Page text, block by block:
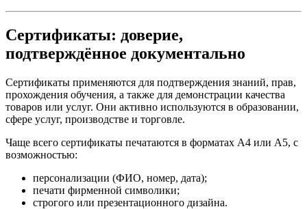
Сертификаты: доверие,
подтверждённое документально
Сертификаты применяются для подтверждения знаний, прав,
прохождения обучения, а также для демонстрации качества
товаров или услуг. Они активно используются в образовании,
сфере услуг, производстве и торговле.
Чаще всего сертификаты печатаются в форматах А4 или А5, с
возможностью:
персонализации (ФИО, номер, дата);
печати фирменной символики;
строгого или презентационного дизайна.